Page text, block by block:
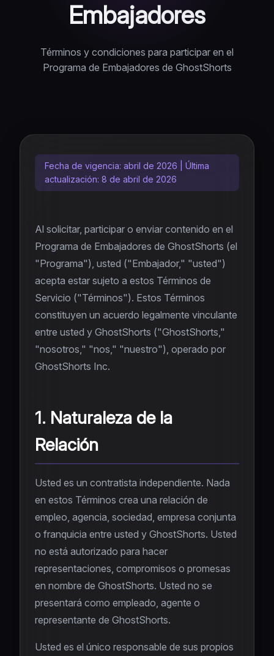
Top 5
AI Fruit Story NUEVO
Generador de Miniaturas
Generador de Captions Instagram
Generador de Ideas de Video
Descargador de YouTube
Descargador de TikTok
Embajadores
Términos y condiciones para participar en el
Programa de Embajadores de GhostShorts
Fecha de vigencia: abril de 2026 | Última
actualización: 8 de abril de 2026
Al solicitar, participar o enviar contenido en el
Programa de Embajadores de GhostShorts (el
"Programa"), usted ("Embajador," "usted")
acepta estar sujeto a estos Términos de
Servicio ("Términos"). Estos Términos
constituyen un acuerdo legalmente vinculante
entre usted y GhostShorts ("GhostShorts,"
"nosotros," "nos," "nuestro"), operado por
GhostShorts Inc.
1. Naturaleza de la
Relación
Usted es un contratista independiente. Nada
en estos Términos crea una relación de
empleo, agencia, sociedad, empresa conjunta
o franquicia entre usted y GhostShorts. Usted
no está autorizado para hacer
representaciones, compromisos o promesas
en nombre de GhostShorts. Usted no se
presentará como empleado, agente o
representante de GhostShorts.
Usted es el único responsable de sus propios